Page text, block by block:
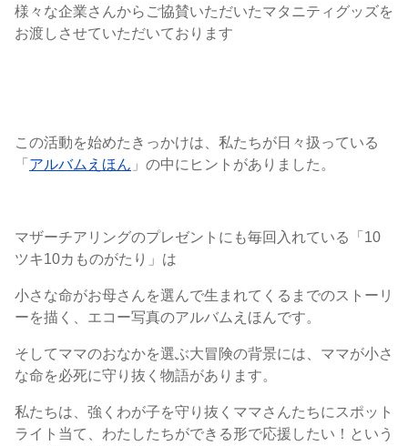
様々な企業さんからご協賛いただいたマタニティグッズを
お渡しさせていただいております
この活動を始めたきっかけは、私たちが日々扱っている
「 アルバムえほん 」の中にヒントがありました。
マザーチアリングのプレゼントにも毎回入れている「10
ツキ10カものがたり」は
小さな命がお母さんを選んで生まれてくるまでのストーリ
ーを描く、エコー写真のアルバムえほんです。
そしてママのおなかを選ぶ大冒険の背景には、ママが小さ
な命を必死に守り抜く物語があります。
私たちは、強くわが子を守り抜くママさんたちにスポット
ライト当て、わたしたちができる形で応援したい！という